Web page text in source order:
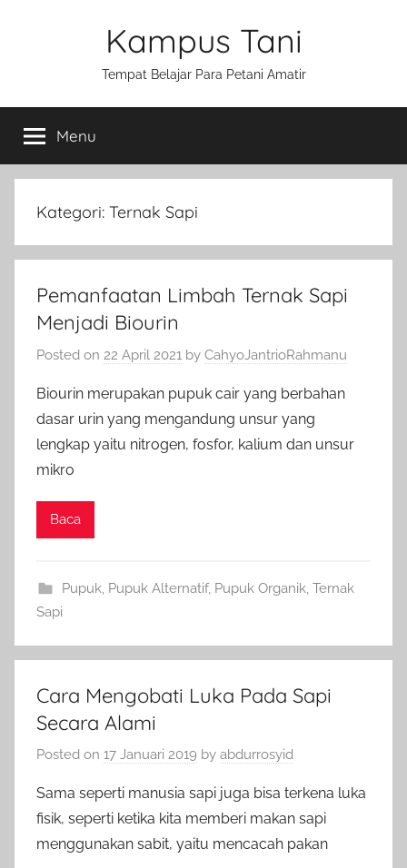
Kampus Tani
Tempat Belajar Para Petani Amatir
Menu
Kategori: Ternak Sapi
Pemanfaatan Limbah Ternak Sapi
Menjadi Biourin
Posted on 22 April 2021 by CahyoJantrioRahmanu
Biourin merupakan pupuk cair yang berbahan
dasar urin yang mengandung unsur yang
lengkap yaitu nitrogen, fosfor, kalium dan unsur
mikro
Baca
Pupuk, Pupuk Alternatif, Pupuk Organik, Ternak
Sapi
Cara Mengobati Luka Pada Sapi
Secara Alami
Posted on 17 Januari 2019 by abdurrosyid
Sama seperti manusia sapi juga bisa terkena luka
fisik, seperti ketika kita memberi makan sapi
menggunakan sabit, yaitu mencacah pakan